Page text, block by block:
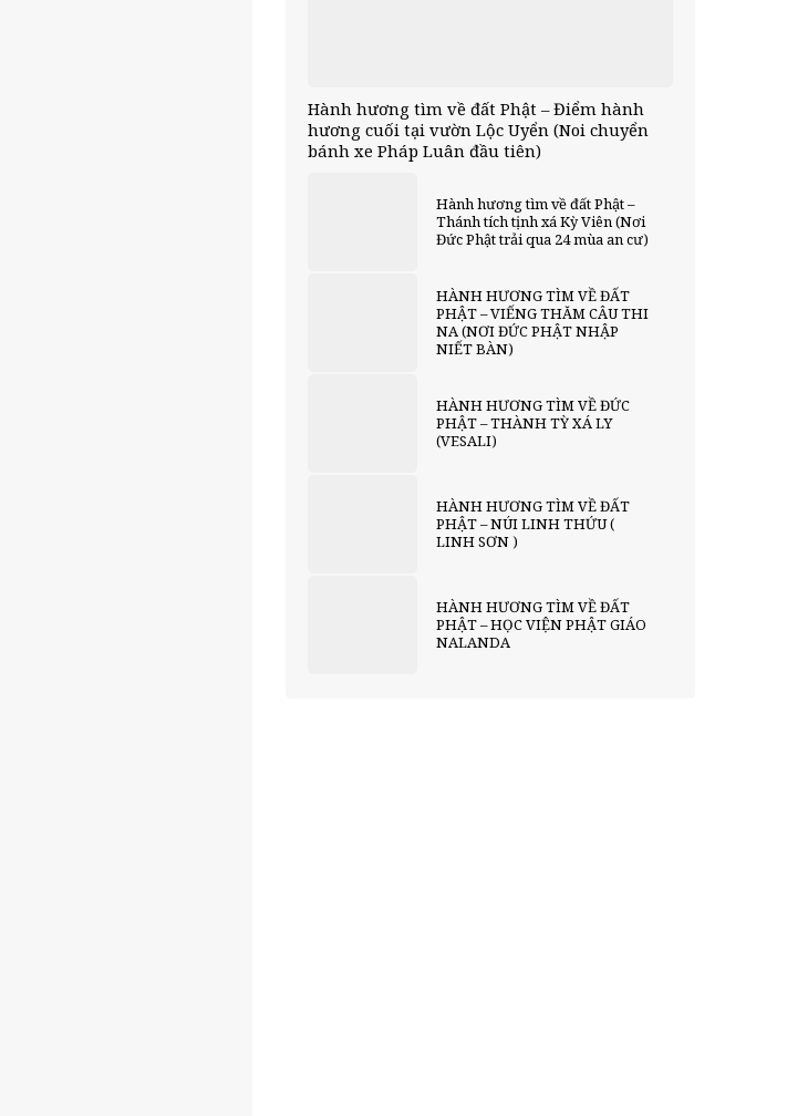
Hành hương tìm về đất Phật – Điểm hành
hương cuối tại vườn Lộc Uyển (Noi chuyển
bánh xe Pháp Luân đầu tiên)
Hành hương tìm về đất Phật –
Thánh tích tịnh xá Kỳ Viên (Nơi
Đức Phật trải qua 24 mùa an cư)
HÀNH HƯƠNG TÌM VỀ ĐẤT
PHẬT – VIẾNG THĂM CÂU THI
NA (NƠI ĐỨC PHẬT NHẬP
NIẾT BÀN)
HÀNH HƯƠNG TÌM VỀ ĐỨC
PHẬT – THÀNH TỲ XÁ LY
(VESALI)
HÀNH HƯƠNG TÌM VỀ ĐẤT
PHẬT – NÚI LINH THỨU (
LINH SƠN )
HÀNH HƯƠNG TÌM VỀ ĐẤT
PHẬT – HỌC VIỆN PHẬT GIÁO
NALANDA